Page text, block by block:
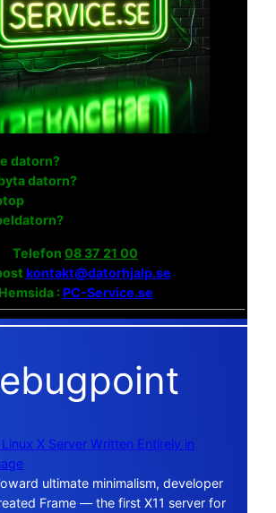
datorn?
datorn?
Telefon 08 37 21 00
kontakt@datorhjalp.se
Hemsida :PC-Service.se
X Server Written Entirely in
ultimate minimalism, developer
Frame — the first X11 server for